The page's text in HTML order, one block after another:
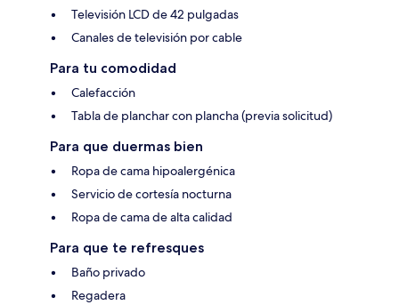
Televisión LCD de 42 pulgadas
Canales de televisión por cable
Para tu comodidad
Calefacción
Tabla de planchar con plancha (previa solicitud)
Para que duermas bien
Ropa de cama hipoalergénica
Servicio de cortesía nocturna
Ropa de cama de alta calidad
Para que te refresques
Baño privado
Regadera